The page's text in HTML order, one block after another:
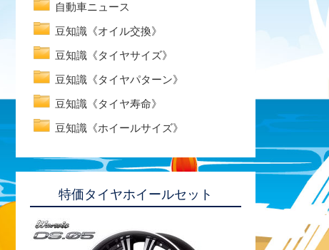
自動車ニュース
豆知識《オイル交換》
豆知識《タイヤサイズ》
豆知識《タイヤパターン》
豆知識《タイヤ寿命》
豆知識《ホイールサイズ》
特価タイヤホイールセット